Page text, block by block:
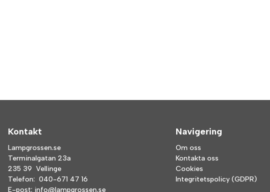
Kontakt
Lampgrossen.se
Terminalgatan 23a
235 39 Vellinge
Telefon: 040-671 47 16
E-post: info@lampgrossen.se
Navigering
Om oss
Kontakta oss
Cookies
Integritetspolicy (GDPR)